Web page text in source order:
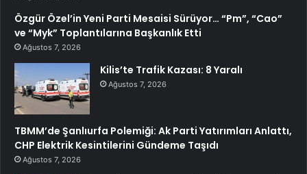
Özgür Özel’in Yeni Parti Mesaisi Sürüyor… “Pm”, “Cao”
ve “Myk” Toplantılarına Başkanlık Etti
Ağustos 7, 2026
Kilis’te Trafik Kazası: 8 Yaralı
Ağustos 7, 2026
TBMM’de Şanlıurfa Polemiği: Ak Parti Yatırımları Anlattı,
CHP Elektrik Kesintilerini Gündeme Taşıdı
Ağustos 7, 2026